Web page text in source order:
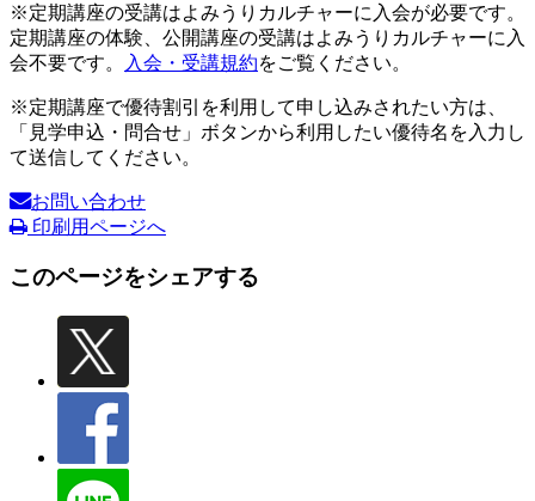
※定期講座の受講はよみうりカルチャーに入会が必要です。
定期講座の体験、公開講座の受講はよみうりカルチャーに入
会不要です。
入会・受講規約をご覧ください。
※定期講座で優待割引を利用して申し込みされたい方は、
「見学申込・問合せ」ボタンから利用したい優待名を入力し
て送信してください。
お問い合わせ
印刷用ページへ
このページをシェアする